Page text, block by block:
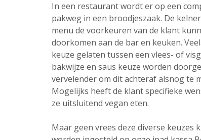
In een restaurant wordt er op een
pakweg in een broodjeszaak. De
menu de voorkeuren van de klant
doorkomen aan de bar en keuken.
keuze gelaten tussen een vlees- of
bakwijze en saus keuze worden
vervelender om dit achteraf alsnog te
Mogelijks heeft de klant specifieke
ze uitsluitend vegan eten.
Maar geen vrees deze diverse keuzes